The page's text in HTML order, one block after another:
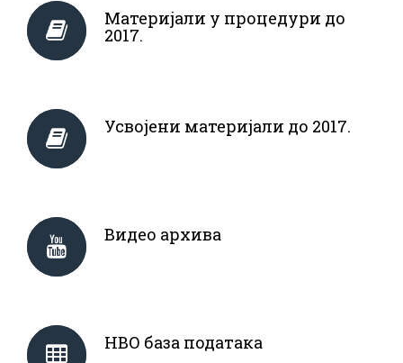
Материјали у процедури до
2017.
Усвојени материјали до 2017.
Видео архива
НВО база података